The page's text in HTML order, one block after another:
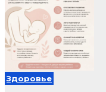
Здоровье